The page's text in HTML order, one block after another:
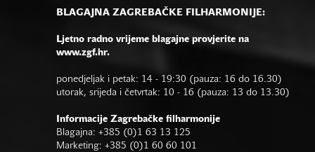
BLAGAJNA ZAGREBAČKE FILHARMONIJE:
Ljetno radno vrijeme blagajne provjerite na
www.zgf.hr.
ponedjeljak i petak: 14 - 19:30 (pauza: 16 do 16.30)
utorak, srijeda i četvrtak: 10 - 16 (pauza: 13 do 13.30)
Informacije Zagrebačke filharmonije
Blagajna: +385 (0)1 63 13 125
Marketing: +385 (0)1 60 60 101